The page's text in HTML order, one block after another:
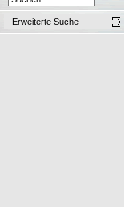
Erweiterte Suche